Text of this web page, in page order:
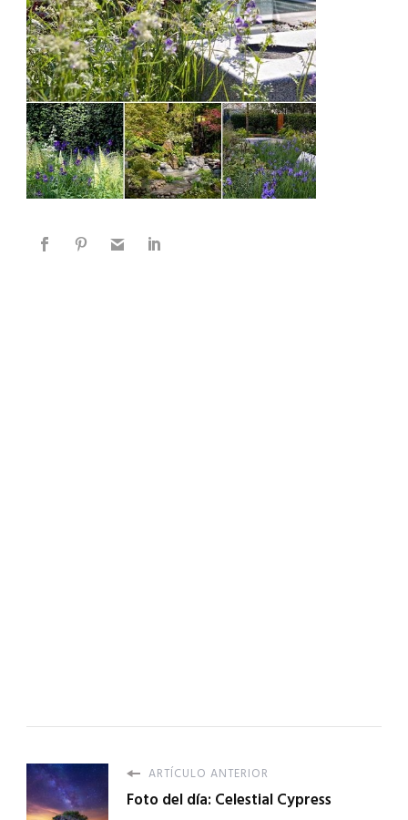
ARTÍCULO ANTERIOR
Foto del día: Celestial Cypress